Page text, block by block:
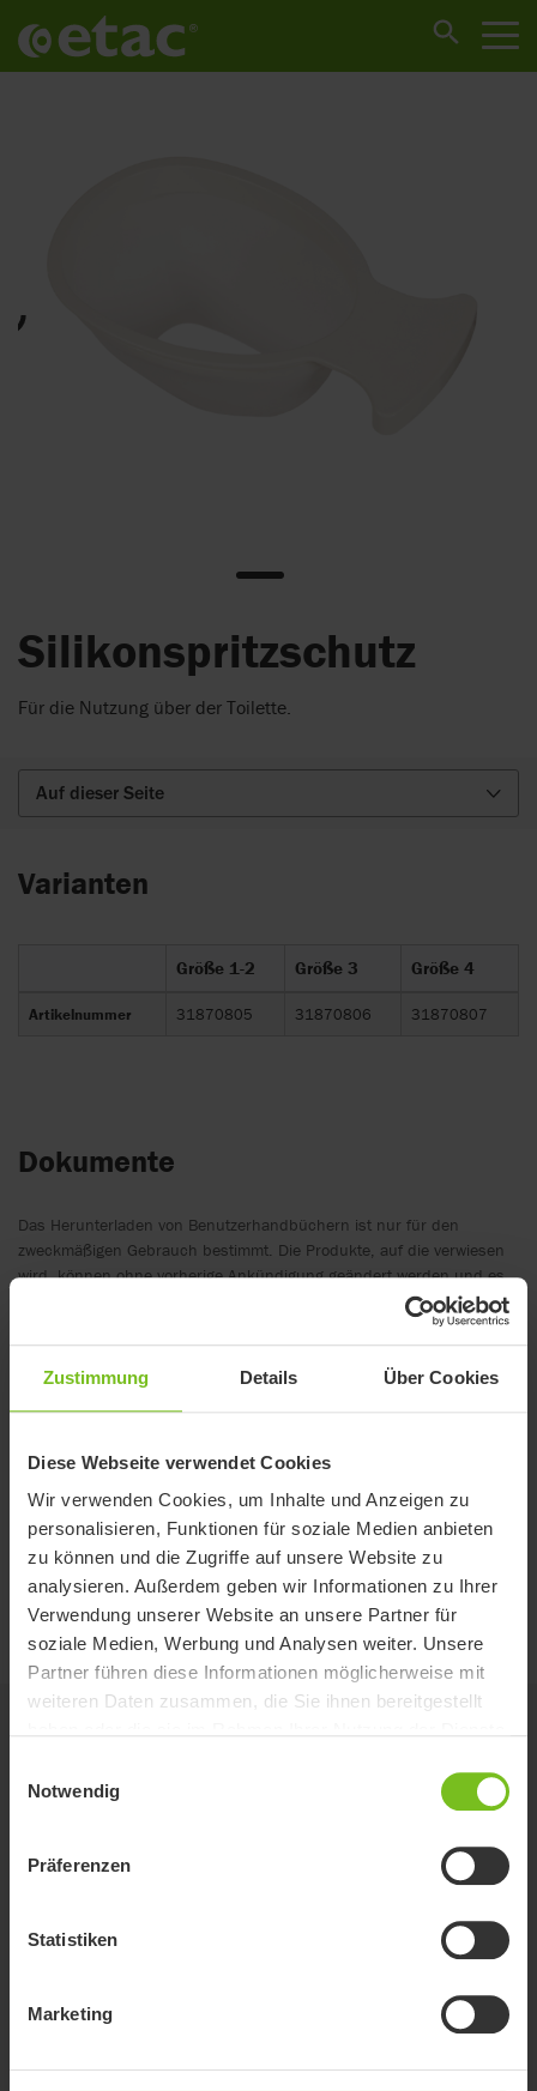
Zustimmung Details Über Cookies
Diese Webseite verwendet Cookies
Wir verwenden Cookies, um Inhalte und Anzeigen zu
personalisieren, Funktionen für soziale Medien anbieten
zu können und die Zugriffe auf unsere Website zu
analysieren. Außerdem geben wir Informationen zu Ihrer
Verwendung unserer Website an unsere Partner für
soziale Medien, Werbung und Analysen weiter. Unsere
Partner führen diese Informationen möglicherweise mit
weiteren Daten zusammen, die Sie ihnen bereitgestellt
Notwendig
Präferenzen
Statistiken
Marketing
Silikonspritzschutz
Für die Nutzung über der Toilette.
Auf dieser Seite
Varianten
Größe 1-2 Größe 3 Größe 4
Artikelnummer 31870805 31870806 31870807
Dokumente
Das Herunterladen von Benutzerhandbüchern ist nur für den
zweckmäßigen Gebrauch bestimmt. Die Produkte, auf die verwiesen
wird, können ohne vorherige Ankündigung geändert werden und es
wird dem Leser empfohlen, sich bezüglich der Übereinstimmung mit
der Produktversion, der Artikelnummer sowie der entsprechenden
Übersetzung zu vergewissern die aktuelle Version zu verwenden.
Filter löschen
Montageanleitung
Montageanleitung - Toilettentopf und
Spritzschutz - 9996098109